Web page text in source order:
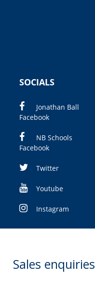
SOCIALS
Jonathan Ball
Facebook
NB Schools
Facebook
Twitter
Youtube
Instagram
Sales enquiries